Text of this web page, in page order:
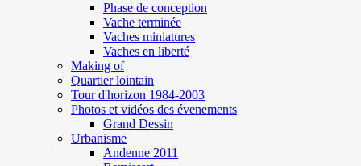
Phase de conception
Vache terminée
Vaches miniatures
Vaches en liberté
Making of
Quartier lointain
Tour d'horizon 1984-2003
Photos et vidéos des évenements
Grand Dessin
Urbanisme
Andenne 2011